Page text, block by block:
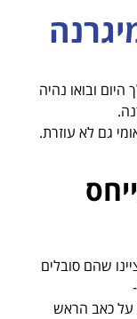
ובואו נהיה
גם לא עוזרת.
וציינו שהם סובלים
על כאב הראש